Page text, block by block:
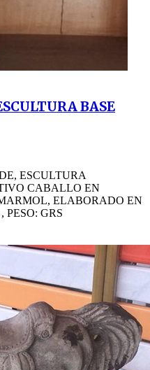
BASE
ESCULTURA
CABALLO EN
ELABORADO EN
GRS